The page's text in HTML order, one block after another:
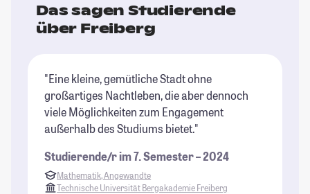
Das sagen Studierende
über Freiberg
"Eine kleine, gemütliche Stadt ohne
großartiges Nachtleben, die aber dennoch
viele Möglichkeiten zum Engagement
außerhalb des Studiums bietet."
Studierende/r im 7. Semester – 2024
Mathematik, Angewandte
Technische Universität Bergakademie Freiberg